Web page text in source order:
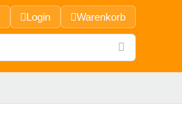
Login Warenkorb